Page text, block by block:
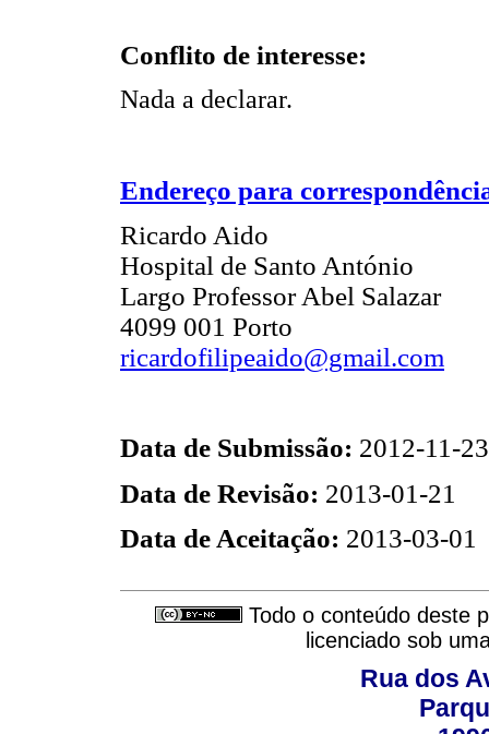
Conflito de interesse:
Nada a declarar.
Endereço para
Ricardo Aido
Hospital de Santo António
Largo Professor Abel Salazar
4099 001 Porto
ricardofilipeaido@gmail.com
Data de Submissão: 2012-11-23
Data de Revisão: 2013-01-21
Data de Aceitação: 2013-03-01
Todo o conteúdo deste
licenciado sob
Rua dos